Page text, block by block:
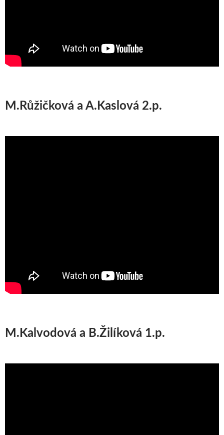
M.Růžičková a A.Kaslová 2.p.
M.Kalvodová a B.Žilíková 1.p.